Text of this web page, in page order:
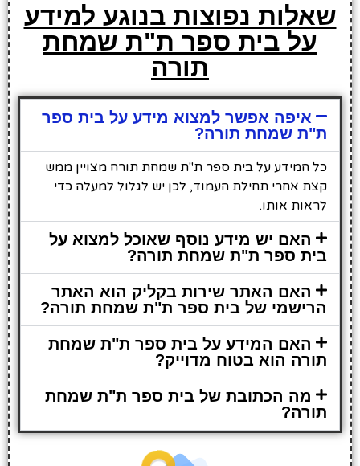
שאלות נפוצות בנוגע למידע
על בית ספר ת"ת שמחת
תורה
איפה אפשר למצוא מידע על בית ספר
ת"ת שמחת תורה?
כל המידע על בית ספר ת"ת שמחת תורה מצויין ממש
קצת אחרי תחילת העמוד, לכן יש לגלול למעלה כדי
לראות אותו.
האם יש מידע נוסף שאוכל למצוא על
בית ספר ת"ת שמחת תורה?
האם האתר שירות בקליק הוא האתר
הרישמי של בית ספר ת"ת שמחת תורה?
האם המידע על בית ספר ת"ת שמחת
תורה הוא בטוח מדוייק?
מה הכתובת של בית ספר ת"ת שמחת
תורה?